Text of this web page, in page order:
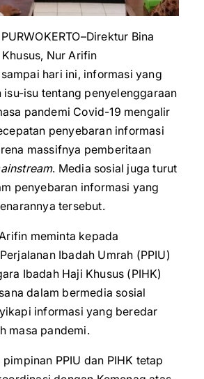
Bina
Nur Arifin
hari ini, informasi yang
isu-isu tentang penyelenggaraan
pandemi Covid-19 mengalir
penyebaran informasi
massifnya pemberitaan
. Media sosial juga turut
penyebaran informasi yang
tersebut.
meminta kepada
Ibadah Umrah (PPIU)
Ibadah Haji Khusus (PIHK)
dalam bermedia sosial
informasi yang beredar
masa pandemi.
PPIU dan PIHK tetap